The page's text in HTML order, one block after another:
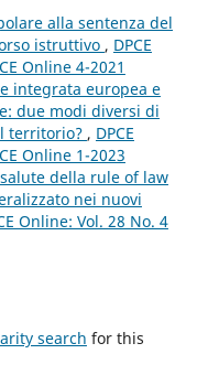
alla sentenza del
istruttivo , DPCE
Online 4-2021
integrata europea e
due modi diversi di
territorio? , DPCE
Online 1-2023
della rule of law
nei nuovi
Online: Vol. 28 No. 4
search for this